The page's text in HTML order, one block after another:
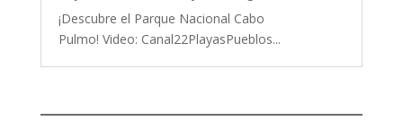
¡Descubre el Parque Nacional Cabo
Pulmo! Video: Canal22PlayasPueblos...